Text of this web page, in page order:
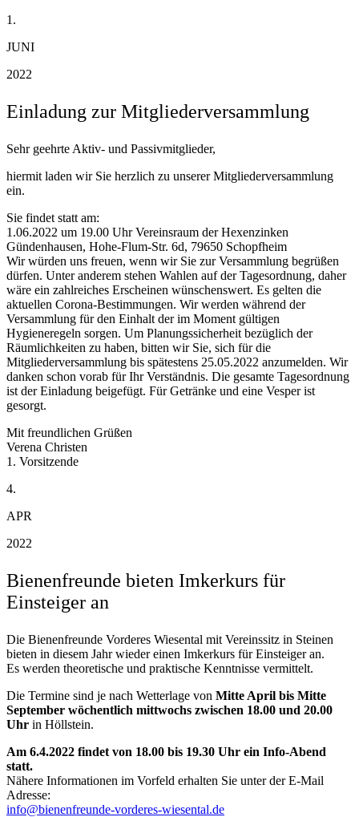
1.
JUNI
2022
Einladung zur Mitgliederversammlung
Sehr geehrte Aktiv- und Passivmitglieder,
hiermit laden wir Sie herzlich zu unserer Mitgliederversammlung
ein.
Sie findet statt am:
1.06.2022 um 19.00 Uhr Vereinsraum der Hexenzinken
Gündenhausen, Hohe-Flum-Str. 6d, 79650 Schopfheim
Wir würden uns freuen, wenn wir Sie zur Versammlung begrüßen
dürfen. Unter anderem stehen Wahlen auf der Tagesordnung, daher
wäre ein zahlreiches Erscheinen wünschenswert. Es gelten die
aktuellen Corona-Bestimmungen. Wir werden während der
Versammlung für den Einhalt der im Moment gültigen
Hygieneregeln sorgen. Um Planungssicherheit bezüglich der
Räumlichkeiten zu haben, bitten wir Sie, sich für die
Mitgliederversammlung bis spätestens 25.05.2022 anzumelden. Wir
danken schon vorab für Ihr Verständnis. Die gesamte Tagesordnung
ist der Einladung beigefügt. Für Getränke und eine Vesper ist
gesorgt.
Mit freundlichen Grüßen
Verena Christen
1. Vorsitzende
4.
APR
2022
Bienenfreunde bieten Imkerkurs für
Einsteiger an
Die Bienenfreunde Vorderes Wiesental mit Vereinssitz in Steinen
bieten in diesem Jahr wieder einen Imkerkurs für Einsteiger an.
Es werden theoretische und praktische Kenntnisse vermittelt.
Die Termine sind je nach Wetterlage von Mitte April bis Mitte
September wöchentlich mittwochs zwischen 18.00 und 20.00
Uhr in Höllstein.
Am 6.4.2022 findet von 18.00 bis 19.30 Uhr ein Info-Abend
statt.
Nähere Informationen im Vorfeld erhalten Sie unter der E-Mail
Adresse:
info@bienenfreunde-vorderes-wiesental.de